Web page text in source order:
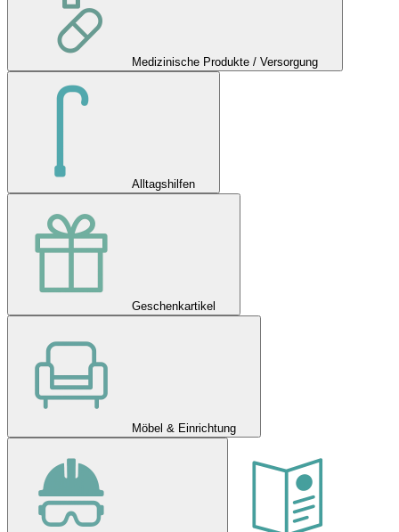
Medizinische Produkte / Versorgung
Alltagshilfen
Geschenkartikel
Möbel & Einrichtung